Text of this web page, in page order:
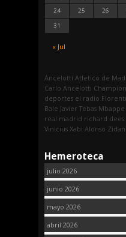
« Jul
24
25 26
31
Ancelotti Atletico de
Carlo Ancelotti
deportes el radio
Bale Javier Tebas Mbappe
real madrid richard dees
Vinicius Xabi Alonso
Hemeroteca
julio 2026
junio 2026
mayo 2026
abril 2026